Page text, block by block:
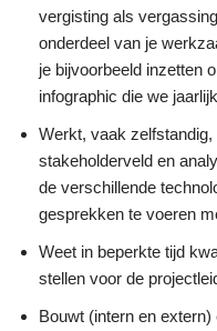
vergisting als
onderdeel van je
je bijvoorbeeld inzetten
infographic die we
Werkt, vaak
stakeholderveld en
de verschillende
gesprekken te voeren
Weet in beperkte tijd
stellen voor de
Bouwt (intern en